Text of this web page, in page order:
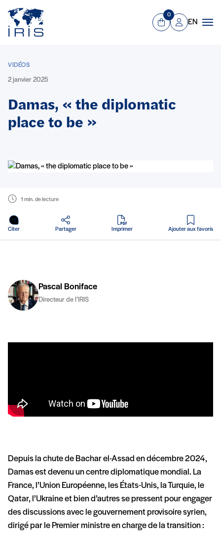
Aller au contenu principal
Panier
0
Mon compte
EN
VIDÉOS
2 janvier 2025
Damas, « the diplomatic
place to be »
1 min. de lecture
Citer Partager Imprimer
en PDF
Ajouter aux favoris
Pascal Boniface
Directeur de l’IRIS
Depuis la chute de Bachar el-Assad en décembre 2024,
Damas est devenu un centre diplomatique mondial. La
France, l’Union Européenne, les États-Unis, la Turquie, le
Qatar, l’Ukraine et bien d’autres se pressent pour engager
des discussions avec le gouvernement provisoire syrien,
dirigé par le Premier ministre en charge de la transition :